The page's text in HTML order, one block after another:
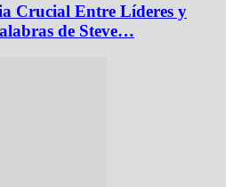
Crucial Entre Líderes y
de Steve…